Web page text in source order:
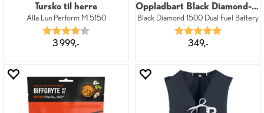
Tursko til herre
Alfa Lun Perform M 5150
Karakter:
3 999,-
Oppladbart Black Diamond-batteri og lade
Black Diamond 1500 Dual Fuel Battery
Karakter:
349,-